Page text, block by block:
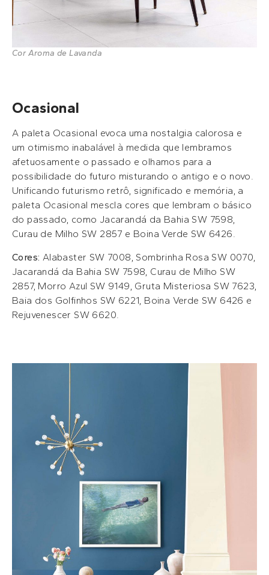
Cor Aroma de Lavanda
Ocasional
A paleta Ocasional evoca uma nostalgia calorosa e
um otimismo inabalável à medida que lembramos
afetuosamente o passado e olhamos para a
possibilidade do futuro misturando o antigo e o novo.
Unificando futurismo retrô, significado e memória, a
paleta Ocasional mescla cores que lembram o básico
do passado, como Jacarandá da Bahia SW 7598,
Curau de Milho SW 2857 e Boina Verde SW 6426.
Cores: Alabaster SW 7008, Sombrinha Rosa SW 0070,
Jacarandá da Bahia SW 7598, Curau de Milho SW
2857, Morro Azul SW 9149, Gruta Misteriosa SW 7623,
Baia dos Golfinhos SW 6221, Boina Verde SW 6426 e
Rejuvenescer SW 6620.